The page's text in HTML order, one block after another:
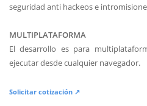
seguridad anti hackeos e
MULTIPLATAFORMA
El desarrollo es para
ejecutar desde cualquier navegador.
Solicitar cotización ↗